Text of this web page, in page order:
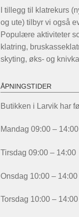
I tillegg til klatrekurs
og ute) tilbyr vi også
Populære aktiviteter
klatring,
skyting, øks- og
ÅPNINGSTIDER
Butikken i Larvik har
Mandag 09:00 – 14:00
Tirsdag 09:00 – 14:00
Onsdag 10:00 – 14:00
Torsdag 10:00 – 14:00